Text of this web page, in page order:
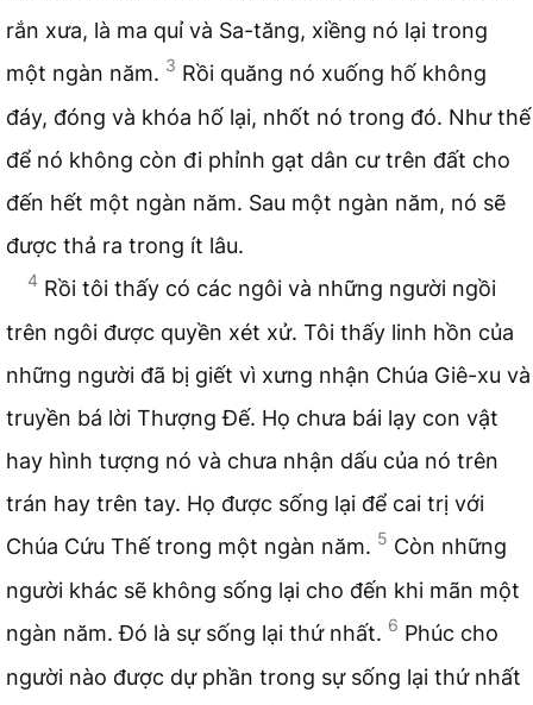
rắn xưa, là ma quỉ và Sa-tăng, xiềng nó lại trong
một ngàn năm. 3 Rồi quăng nó xuống hố không
đáy, đóng và khóa hố lại, nhốt nó trong đó. Như thế
để nó không còn đi phỉnh gạt dân cư trên đất cho
đến hết một ngàn năm. Sau một ngàn năm, nó sẽ
được thả ra trong ít lâu.
4 Rồi tôi thấy có các ngôi và những người ngồi
trên ngôi được quyền xét xử. Tôi thấy linh hồn của
những người đã bị giết vì xưng nhận Chúa Giê-xu và
truyền bá lời Thượng Đế. Họ chưa bái lạy con vật
hay hình tượng nó và chưa nhận dấu của nó trên
trán hay trên tay. Họ được sống lại để cai trị với
Chúa Cứu Thế trong một ngàn năm. 5 Còn những
người khác sẽ không sống lại cho đến khi mãn một
ngàn năm. Đó là sự sống lại thứ nhất. 6 Phúc cho
người nào được dự phần trong sự sống lại thứ nhất